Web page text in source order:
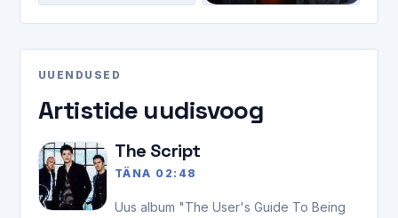
UUENDUSED
Artistide uudisvoog
TÄNA 02:48
The Script
Uus album "The User's Guide To Being